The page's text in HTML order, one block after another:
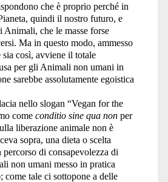
che è proprio perché in
quindi il nostro futuro, e
Animali, che le masse forse
Ma in questo modo, ammesso
sia così, avviene il totale
per gli Animali non umani in
sarebbe assolutamente egoistica
nello slogan “Vegan for the
come conditio sine qua nonper
liberazione animale non è
sopra, una dieta o scelta
percorso di consapevolezza di
non umani messo in pratica
come tale ci sottopone a delle